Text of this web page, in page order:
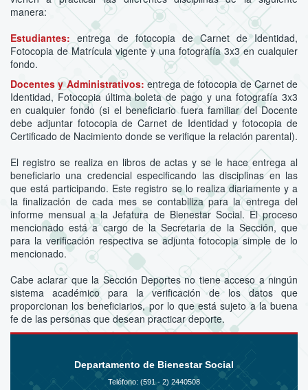
manera:
Estudiantes: entrega de fotocopia de Carnet de Identidad,
Fotocopia de Matrícula vigente y una fotografía 3x3 en cualquier
fondo.
Docentes y Administrativos:entrega de fotocopia de Carnet de
Identidad, Fotocopia última boleta de pago y una fotografía 3x3
en cualquier fondo (si el beneficiario fuera familiar del Docente
debe adjuntar fotocopia de Carnet de Identidad y fotocopia de
Certificado de Nacimiento donde se verifique la relación parental).
El registro se realiza en libros de actas y se le hace entrega al
beneficiario una credencial especificando las disciplinas en las
que está participando. Este registro se lo realiza diariamente y a
la finalización de cada mes se contabiliza para la entrega del
informe mensual a la Jefatura de Bienestar Social. El proceso
mencionado está a cargo de la Secretaria de la Sección, que
para la verificación respectiva se adjunta fotocopia simple de lo
mencionado.
Cabe aclarar que la Sección Deportes no tiene acceso a ningún
sistema académico para la verificación de los datos que
proporcionan los beneficiarios, por lo que está sujeto a la buena
fe de las personas que desean practicar deporte.
Departamento de Bienestar Social
Teléfono: (591 - 2) 2440508